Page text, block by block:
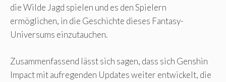
die Wilde Jagd spielen und es den Spielern
ermöglichen, in die Geschichte dieses Fantasy-
Universums einzutauchen.
Zusammenfassend lässt sich sagen, dass sich Genshin
Impact mit aufregenden Updates weiter entwickelt, die